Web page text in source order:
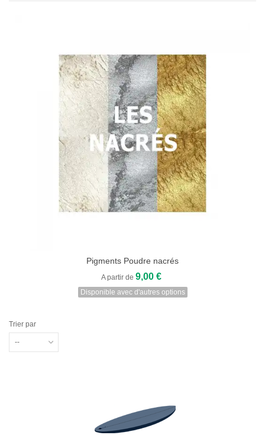
Pigments Poudre nacrés
A partir de 9,00 €
Disponible avec d'autres options
Trier par
--